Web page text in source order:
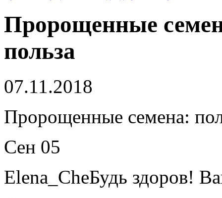
Пророщенные
польза
07.11.2018
Пророщенные семена:
Сен 05
Elena_CheБудь здоров!